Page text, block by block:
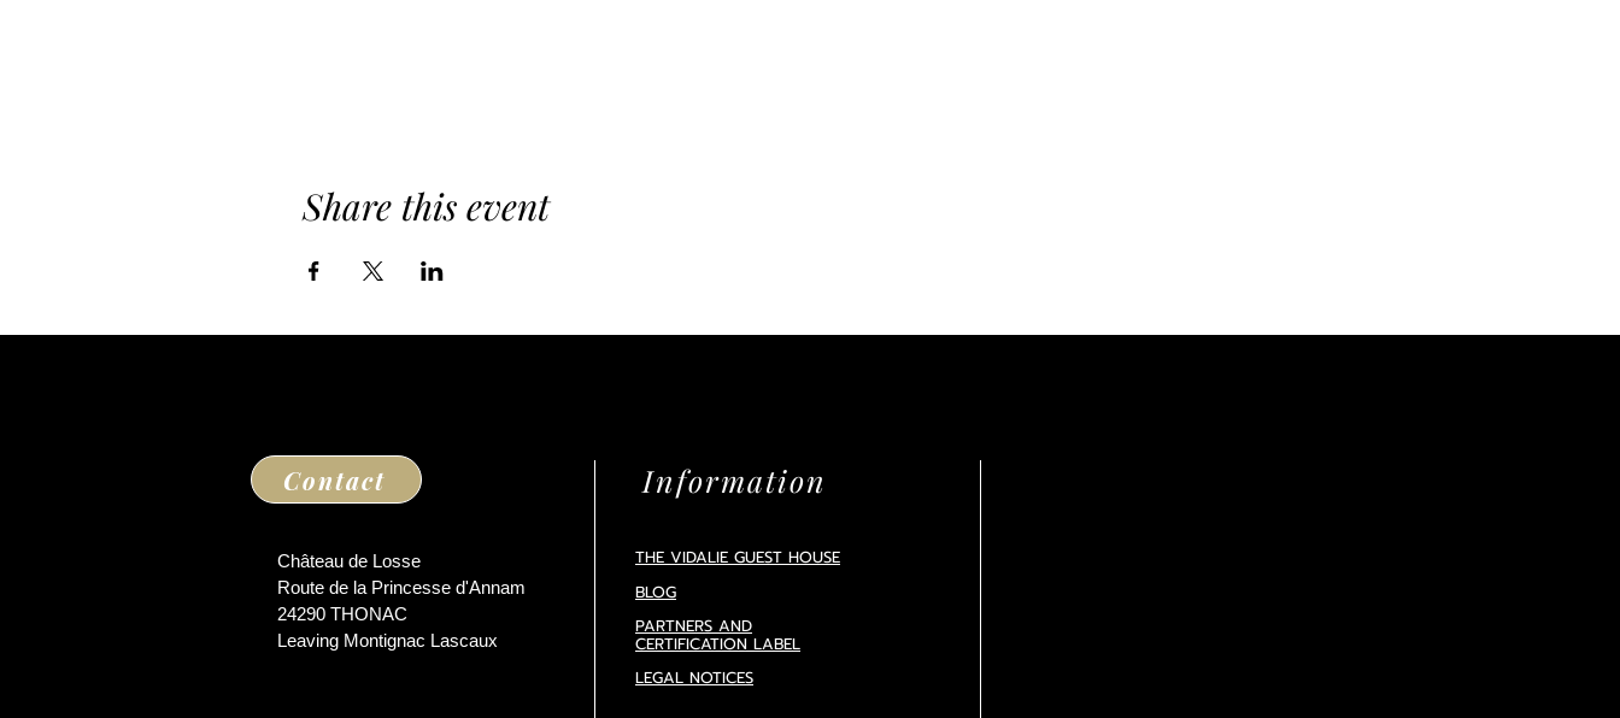
Share this event
Contact
Château de Losse
Route de la Princesse d'Annam
24290 THONAC
Leaving Montignac Lascaux
Information
THE VIDALIE GUEST HOUSE
BLOG
PARTNERS AND
CERTIFICATION LABEL
LEGAL NOTICES